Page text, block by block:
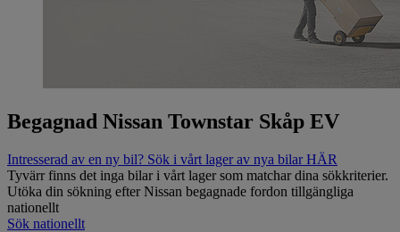
Begagnad Nissan Townstar Skåp EV
Intresserad av en ny bil? Sök i vårt lager av nya bilar HÄR
Tyvärr finns det inga bilar i vårt lager som matchar dina sökkriterier.
Utöka din sökning efter Nissan begagnade fordon tillgängliga
nationellt
Sök nationellt